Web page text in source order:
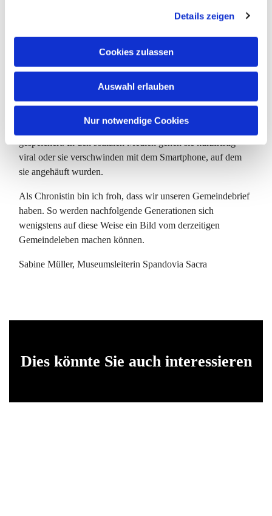
Details zeigen
Cookies zulassen
Auswahl erlauben
Nur notwendige Cookies
zur Jahrtausendwende an. Fahrten, Ausflüge und
2010 tauchten erste digitale Datenträger im Nikolai-Archiv
auf. Gleichzeitig setzte ein Rückgang der Filmstreifen, der
Diapositive und der Papierabzüge ein. Fortan wurde noch
wilder fotografiert, aber im Archiv ist nichts mehr davon zu
sehen. Und ob in 100 Jahren die elektronischen Medien noch
werden digitale Fotos noch nicht einmal mehr dauerhaft
gespeichert. In den sozialen Medien gehen sie kurzfristig
viral oder sie verschwinden mit dem Smartphone, auf dem
sie angehäuft wurden.
Als Chronistin bin ich froh, dass wir unseren Gemeindebrief
haben. So werden nachfolgende Generationen sich
wenigstens auf diese Weise ein Bild vom derzeitigen
Gemeindeleben machen können.
Sabine Müller, Museumsleiterin Spandovia Sacra
Dies könnte Sie auch interessieren